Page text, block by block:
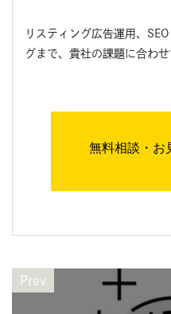
リスティング広告運用、
グまで、貴社の課題に合わ
無料相談・お
Prev